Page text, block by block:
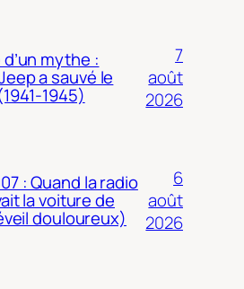
mythe :
a sauvé le
1945)
7
août
2026
: Quand la radio
la voiture de
douloureux)
6
août
2026